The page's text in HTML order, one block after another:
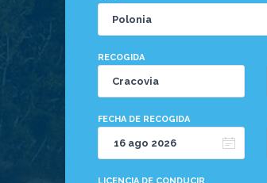
RECOGIDA
FECHA DE RECOGIDA